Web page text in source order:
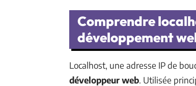
Comprendre
développement
Localhost, une adresse IP de
développeur web. Utilisée